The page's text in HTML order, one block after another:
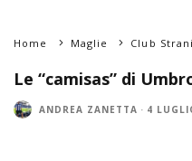
Home Maglie Club
Le “camisas” di
ANDREA ZANETTA · 4